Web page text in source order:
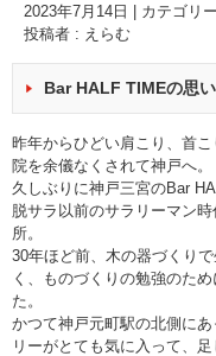
2023年7月14日 | カテゴリ
投稿者 : えらむ
Bar HALF TIMEの思
昨年からひどい肩こり、首
院を余儀なくされて神戸へ。
久しぶりに神戸三宮のBar
脱サラ以前のサラリーマン
所。
30年ほど前、木の器づくり
く、ものづくりの勉強のた
た。
かつて神戸元町駅の北側に
リーがとても気に入って、